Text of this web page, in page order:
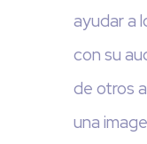
ayudar a
con su
de otros
una